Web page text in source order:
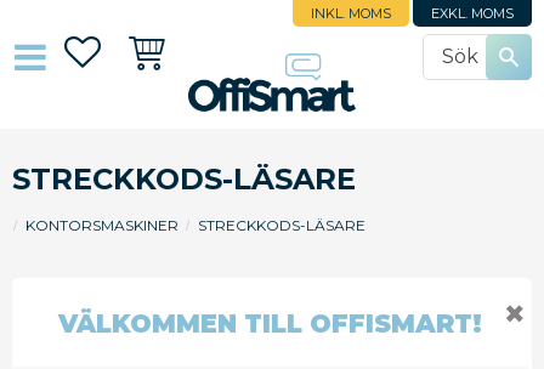
INKL. MOMS EXKL. MOMS
FavoriterKundvagn
STRECKKODS-LÄSARE
KONTORSMASKINER STRECKKODS-LÄSARE
VÄLKOMMEN TILL OFFISMART! ✖